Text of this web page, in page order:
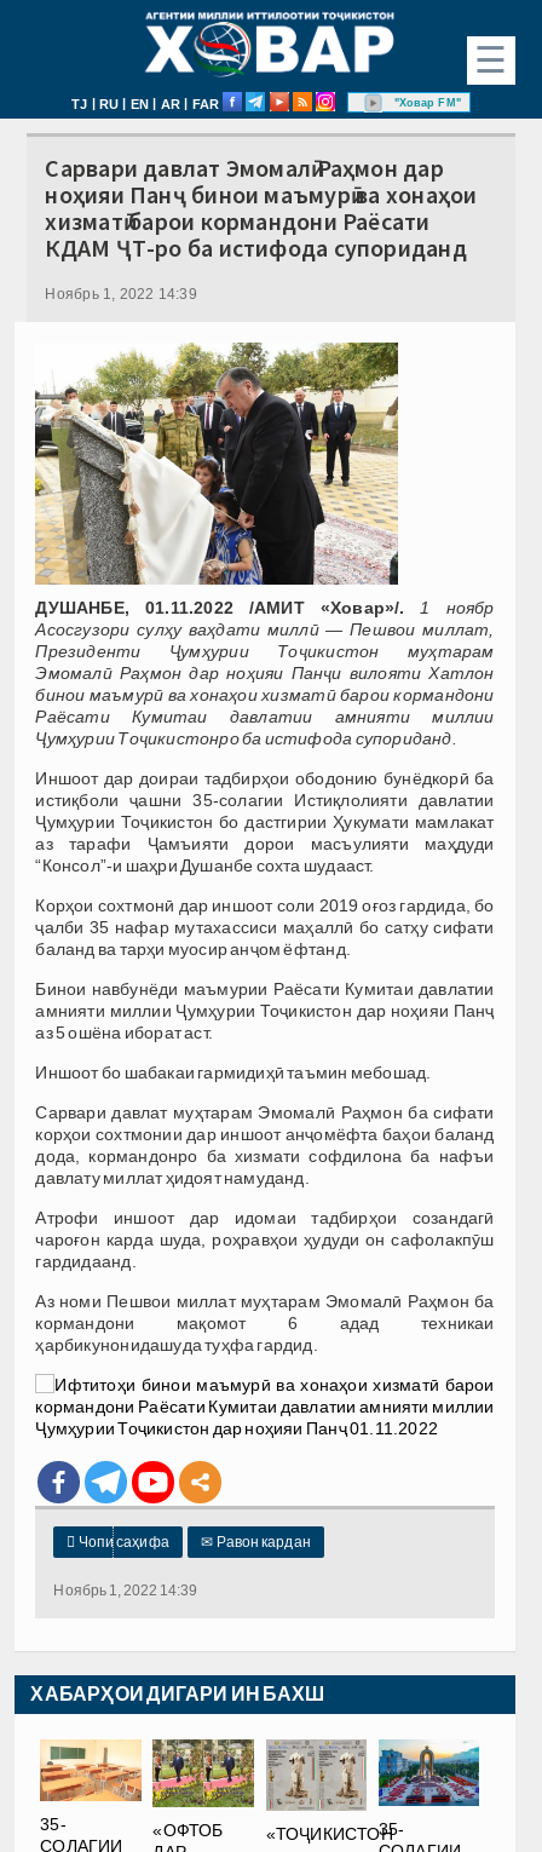
☰
TJ | RU | EN | AR | FAR "Ховар FM"
Сарвари давлат Эмомалӣ Раҳмон дар
ноҳияи Панҷ бинои маъмурӣ ва хонаҳои
хизматӣ барои кормандони Раёсати
КДАМ ҶТ-ро ба истифода супориданд
Ноябрь 1, 2022 14:39
ДУШАНБЕ, 01.11.2022 /АМИТ «Ховар»/.
1 ноябр
Асосгузори сулҳу ваҳдати миллӣ — Пешвои миллат,
Президенти Ҷумҳурии Тоҷикистон муҳтарам
Эмомалӣ Раҳмон дар ноҳияи Панҷи вилояти Хатлон
бинои маъмурӣ ва хонаҳои хизматӣ барои кормандони
Раёсати Кумитаи давлатии амнияти миллии
Ҷумҳурии Тоҷикистонро ба истифода супориданд.
Иншоот дар доираи тадбирҳои ободонию бунёдкорӣ ба
истиқболи ҷашни 35-солагии Истиқлолияти давлатии
Ҷумҳурии Тоҷикистон бо дастгирии Ҳукумати мамлакат
аз тарафи Ҷамъияти дорои масъулияти маҳдуди
“Консол”-и шаҳри Душанбе сохта шудааст.
Корҳои сохтмонӣ дар иншоот соли 2019 оғоз гардида, бо
ҷалби 35 нафар мутахассиси маҳаллӣ бо сатҳу сифати
баланд ва тарҳи муосир анҷом ёфтанд.
Бинои навбунёди маъмурии Раёсати Кумитаи давлатии
амнияти миллии Ҷумҳурии Тоҷикистон дар ноҳияи Панҷ
аз 5 ошёна иборат аст.
Иншоот бо шабакаи гармидиҳӣ таъмин мебошад.
Сарвари давлат муҳтарам Эмомалӣ Раҳмон ба сифати
корҳои сохтмонии дар иншоот анҷомёфта баҳои баланд
дода, кормандонро ба хизмати софдилона ба нафъи
давлату миллат ҳидоят намуданд.
Атрофи иншоот дар идомаи тадбирҳои созандагӣ
чароғон карда шуда, роҳравҳои ҳудуди он сафолакпӯш
гардидаанд.
Аз номи Пешвои миллат муҳтарам Эмомалӣ Раҳмон ба
кормандони мақомот 6 адад техникаи
ҳарбикунонидашуда туҳфа гардид.
 Чопи саҳифа ✉ Равон кардан
Ноябрь 1, 2022 14:39
ХАБАРҲОИ ДИГАРИ ИН БАХШ
35-
СОЛАГИИ
«ОФТОБ
«ТОҶИКИСТОН35-